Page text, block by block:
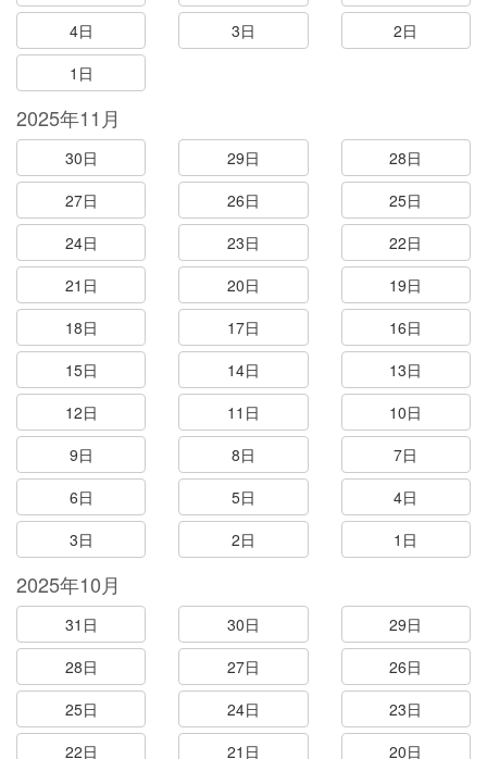
4日
3日
2日
1日
2025年11月
30日 29日
28日
27日
26日
25日
24日
23日
22日
21日
20日
19日
18日
17日
16日
15日
14日
13日
12日
11日
10日
9日
8日
7日
6日
5日
4日
3日
2日 1日
2025年10月
31日 30日
29日
28日
27日
26日
25日
24日
23日
22日
21日
20日